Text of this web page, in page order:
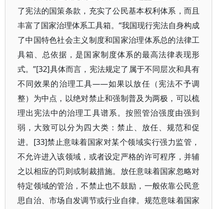
了宪法的国策条款，充实了公民基本权利体系，而且
丰富了国家治理体系工具箱。“我国现行宪法自身构成
了中国特色社会主义制度和国家治理体系总的法律工
具箱、总依据，是国家制度体系的最高法律表现形
式。”[32]具体而言，宪法规定了属于不同层次和具有
不同效果的治理工具——如果以放任（宪法不予调
整）为中点，以绝对禁止和强制普及为两极，可以梳
理出宪法中的治理工具谱系。按照管治强度由强到
弱，大致可以分为四大类：禁止、放任、规范和促
进。[33]禁止意味着国家对某个领域实行强力监管，
不允许进入该领域，或者设定严格的许可程序，并辅
之以相应的罚则或制裁措施。放任意味着国家忽略对
特定领域的管治，不禁止也不鼓励，一般依靠公民意
思自治、市场自发调节或行业自律。规范意味着国家